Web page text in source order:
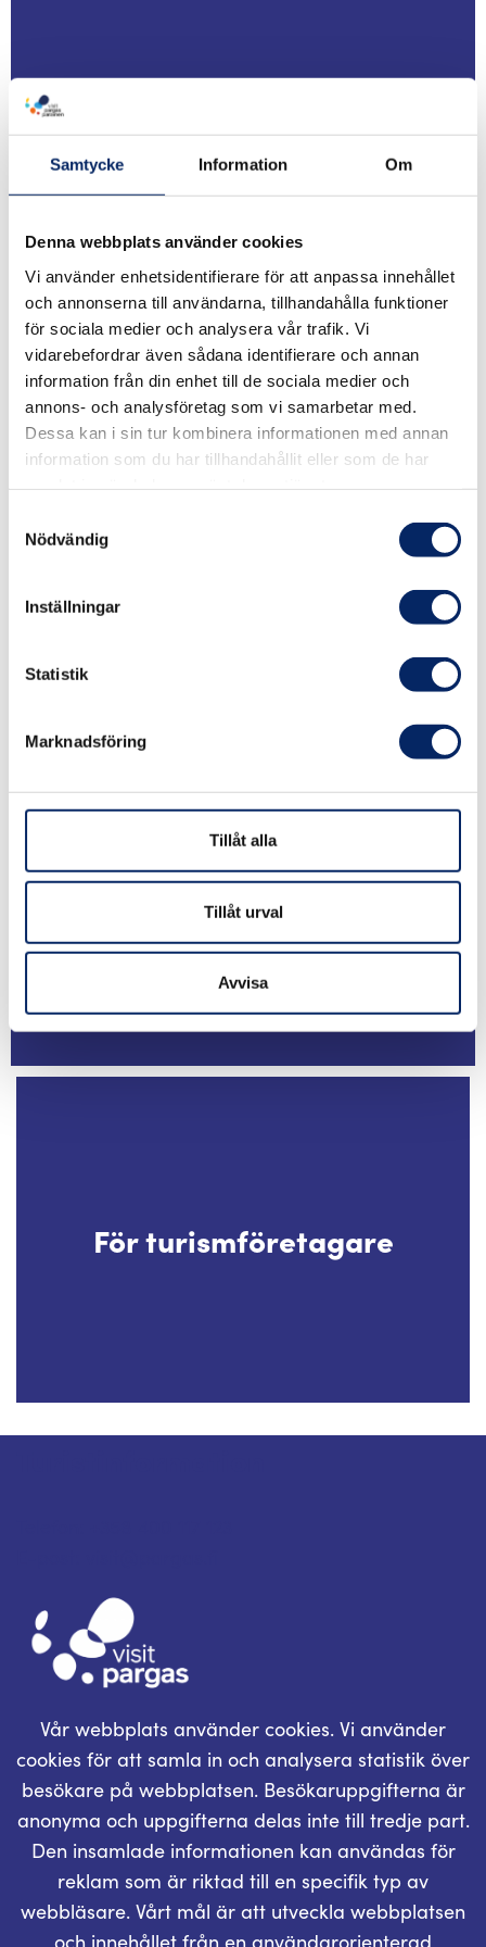
Samtycke Information Om
Denna webbplats använder cookies
Vi använder enhetsidentifierare för att anpassa innehållet
och annonserna till användarna, tillhandahålla funktioner
för sociala medier och analysera vår trafik. Vi
vidarebefordrar även sådana identifierare och annan
information från din enhet till de sociala medier och
annons- och analysföretag som vi samarbetar med.
Dessa kan i sin tur kombinera informationen med annan
information som du har tillhandahållit eller som de har
Nödvändig
Inställningar
Statistik
Marknadsföring
Tillåt alla
Tillåt urval
Avvisa
Broschyrer
Servicepunkter
För turismföretagare
Vår webbplats använder cookies. Vi använder
cookies för att samla in och analysera statistik över
besökare på webbplatsen. Besökaruppgifterna är
anonyma och uppgifterna delas inte till tredje part.
Den insamlade informationen kan användas för
reklam som är riktad till en specifik typ av
webbläsare. Vårt mål är att utveckla webbplatsen
och innehållet från en användarorienterad